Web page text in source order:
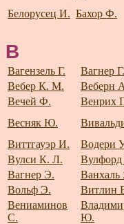
Белорусец И. Бахор Ф.
В
Вагензель Г. Вагнер Г.
Вебер К. М.
Веберн
Вечей Ф.
Венрих
Весняк Ю.
Виттгауэр И.
Водери
Вулси К. Л.
Вагнер Э.
Ванхаль
Вольф Э.
Витлин
Вениаминов
С.
Ю.